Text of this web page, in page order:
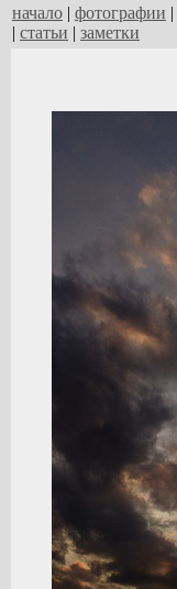
начало | фотографии |
| статьи | заметки